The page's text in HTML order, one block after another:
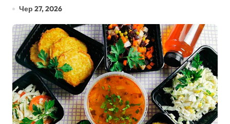
Чер 27, 2026